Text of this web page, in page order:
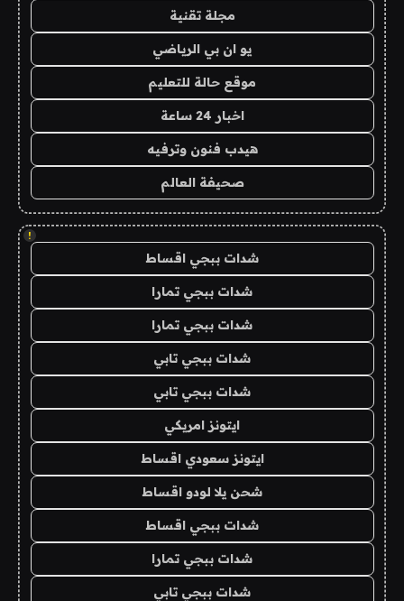
مجلة تقنية
يو ان بي الرياضي
موقع حالة للتعليم
اخبار 24 ساعة
هيدب فنون وترفيه
صحيفة العالم
!
شدات ببجي اقساط
شدات ببجي تمارا
شدات ببجي تمارا
شدات ببجي تابي
شدات ببجي تابي
ايتونز امريكي
ايتونز سعودي اقساط
شحن يلا لودو اقساط
شدات ببجي اقساط
شدات ببجي تمارا
شدات ببجي تابي